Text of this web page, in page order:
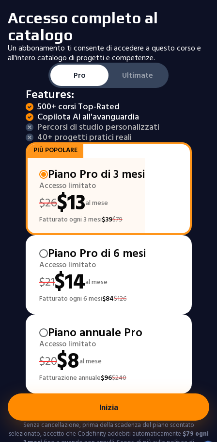
Accesso completo al
catalogo
Un abbonamento ti consente di accedere a questo corso e
all'intero catalogo di progetti e competenze.
Pro
Ultimate
Features:
500+ corsi Top-Rated
Copilota AI all'avanguardia
Percorsi di studio personalizzati
40+ progetti pratici reali
PIÙ POPOLARE
Piano Pro di 3 mesi
Accesso limitato
$26$13al mese
Fatturato ogni 3 mesi$39$79
Piano Pro di 6 mesi
Accesso limitato
$21$14al mese
Fatturato ogni 6 mesi$84$126
Piano annuale Pro
Accesso limitato
$20$8al mese
Fatturazione annuale$96$240
Inizia
Senza cancellazione, prima della scadenza del piano scontato
selezionato, accetto che Codefinity addebiti automaticamente $79 ogni